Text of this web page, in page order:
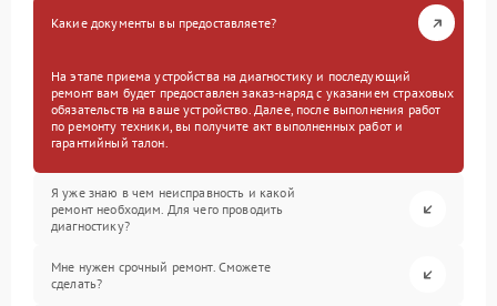
Какие документы вы предоставляете?
На этапе приема устройства на диагностику и последующий
ремонт вам будет предоставлен заказ-наряд с указанием страховых
обязательств на ваше устройство. Далее, после выполнения работ
по ремонту техники, вы получите акт выполненных работ и
гарантийный талон.
Я уже знаю в чем неисправность и какой
ремонт необходим. Для чего проводить
диагностику?
Мне нужен срочный ремонт. Сможете
сделать?